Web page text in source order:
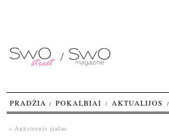
« Ankstesnis įrašas
PRADŽIA POKALBIAI AKTUALIJOS